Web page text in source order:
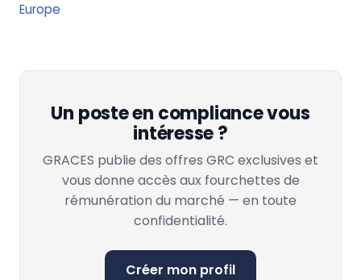
Europe
Un poste en compliance vous
intéresse ?
GRACES publie des offres GRC exclusives et
vous donne accès aux fourchettes de
rémunération du marché — en toute
confidentialité.
Créer mon profil